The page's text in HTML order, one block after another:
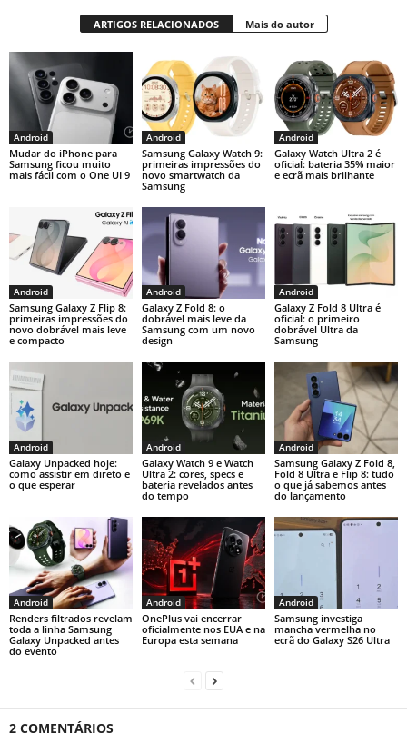
ARTIGOS RELACIONADOS Mais do autor
Android
Mudar do iPhone para
Samsung ficou muito
mais fácil com o One UI 9
Android
Samsung Galaxy Watch 9:
primeiras impressões do
novo smartwatch da
Samsung
Android
Galaxy Watch Ultra 2 é
oficial: bateria 35% maior
e ecrã mais brilhante
Android
Samsung Galaxy Z Flip 8:
primeiras impressões do
novo dobrável mais leve
e compacto
Android
Galaxy Z Fold 8: o
dobrável mais leve da
Samsung com um novo
design
Android
Galaxy Z Fold 8 Ultra é
oficial: o primeiro
dobrável Ultra da
Samsung
Android
Galaxy Unpacked hoje:
como assistir em direto e
o que esperar
Android
Galaxy Watch 9 e Watch
Ultra 2: cores, specs e
bateria revelados antes
do tempo
Android
Samsung Galaxy Z Fold 8,
Fold 8 Ultra e Flip 8: tudo
o que já sabemos antes
do lançamento
Android
Renders filtrados revelam
toda a linha Samsung
Galaxy Unpacked antes
do evento
Android
OnePlus vai encerrar
oficialmente nos EUA e na
Europa esta semana
Android
Samsung investiga
mancha vermelha no
ecrã do Galaxy S26 Ultra
2 COMENTÁRIOS